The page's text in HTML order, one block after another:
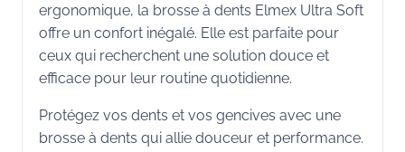
ergonomique, la brosse à dents Elmex Ultra Soft
offre un confort inégalé. Elle est parfaite pour
ceux qui recherchent une solution douce et
efficace pour leur routine quotidienne.
Protégez vos dents et vos gencives avec une
brosse à dents qui allie douceur et performance.